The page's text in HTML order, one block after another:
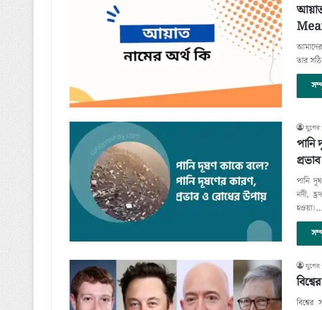
তার
যুগের
প্রভাব
পানি
নদী,
হওয়া।…
যুগের